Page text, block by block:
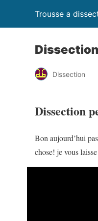
Trousse a
Dissection
Dissection
Bon aujourd’hui
chose! je vous